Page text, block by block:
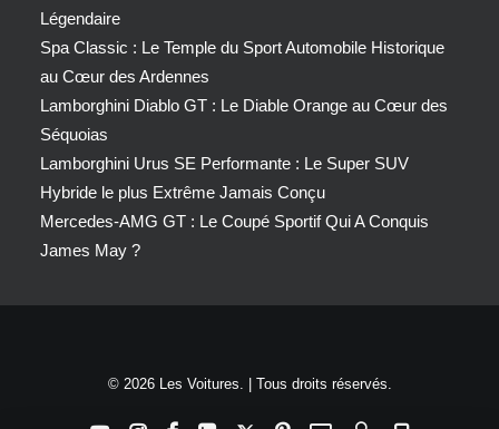
Légendaire
Spa Classic : Le Temple du Sport Automobile Historique
au Cœur des Ardennes
Lamborghini Diablo GT : Le Diable Orange au Cœur des
Séquoias
Lamborghini Urus SE Performante : Le Super SUV
Hybride le plus Extrême Jamais Conçu
Mercedes-AMG GT : Le Coupé Sportif Qui A Conquis
James May ?
© 2026 Les Voitures. | Tous droits réservés.